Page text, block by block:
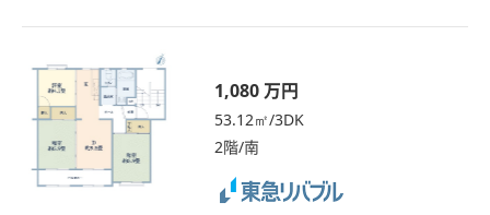
1,080 万円
53.12㎡/3DK
2階/南